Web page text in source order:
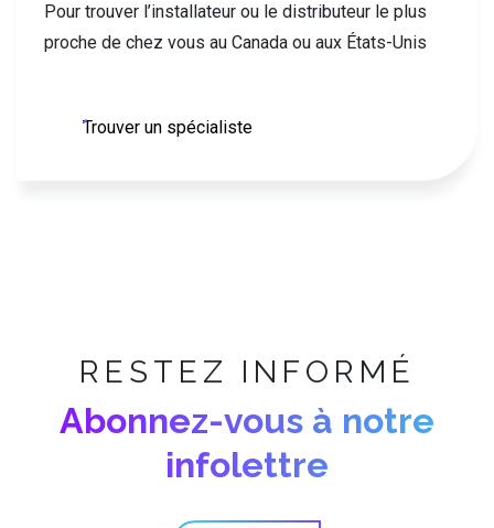
Pour trouver l’installateur ou le distributeur le plus
proche de chez vous au Canada ou aux États-Unis
Trouver un spécialiste
RESTEZ INFORMÉ
Abonnez-vous à notre
infolettre